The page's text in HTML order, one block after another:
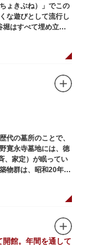
ょきぶね）」でこの
な遊びとして流行し
はすべて埋め立て
た。山谷堀公園に
代の墓所のことで、
寛永寺墓地には、徳
、家定）が眠ってい
物群は、昭和20年
開館。年間を通して